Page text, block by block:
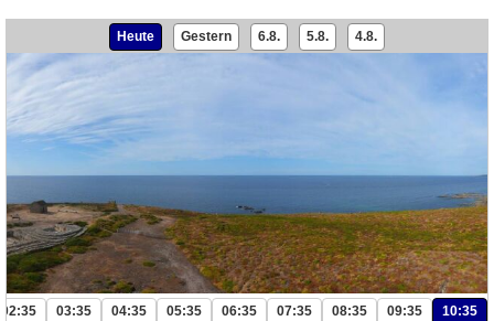
Heute Gestern 6.8. 5.8. 4.8.
02:35 03:35 04:35 05:35 06:35 07:35 08:35 09:35 10:35